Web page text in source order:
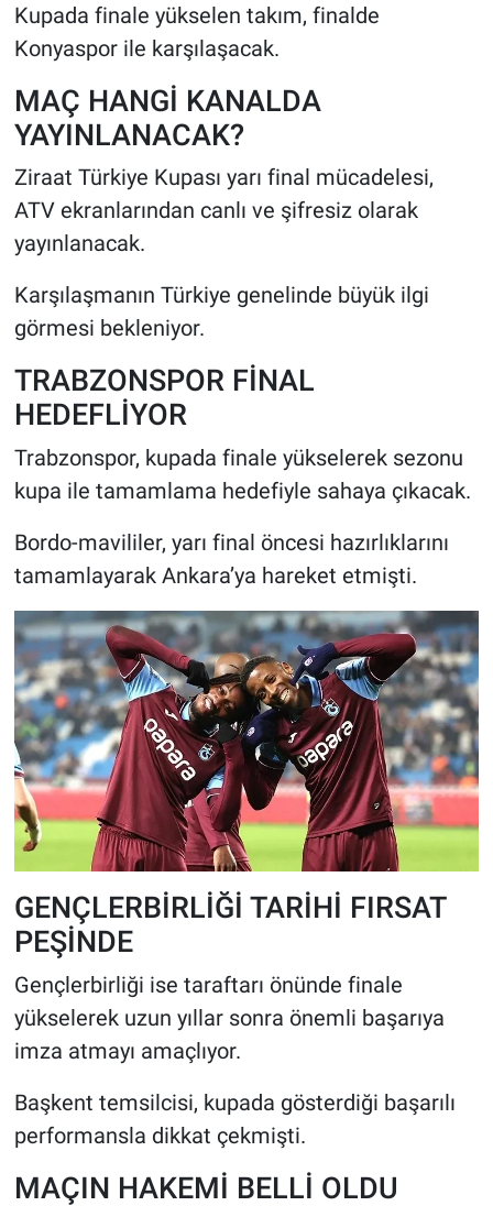
Kupada finale yükselen takım, finalde
Konyaspor ile karşılaşacak.
MAÇ HANGİ KANALDA
YAYINLANACAK?
Ziraat Türkiye Kupası yarı final mücadelesi,
ATV ekranlarından canlı ve şifresiz olarak
yayınlanacak.
Karşılaşmanın Türkiye genelinde büyük ilgi
görmesi bekleniyor.
TRABZONSPOR FİNAL
HEDEFLİYOR
Trabzonspor, kupada finale yükselerek sezonu
kupa ile tamamlama hedefiyle sahaya çıkacak.
Bordo-mavililer, yarı final öncesi hazırlıklarını
tamamlayarak Ankara’ya hareket etmişti.
GENÇLERBİRLİĞİ TARİHİ FIRSAT
PEŞİNDE
Gençlerbirliği ise taraftarı önünde finale
yükselerek uzun yıllar sonra önemli başarıya
imza atmayı amaçlıyor.
Başkent temsilcisi, kupada gösterdiği başarılı
performansla dikkat çekmişti.
MAÇIN HAKEMİ BELLİ OLDU